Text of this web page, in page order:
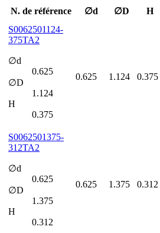
N. de référence
∅d ∅D H
S0062501124-
375TA2
∅d
0.625
∅D
1.124
H
0.375
0.625 1.124 0.375
S0062501375-
312TA2
∅d
0.625
∅D
1.375
H
0.312
0.625 1.375 0.312